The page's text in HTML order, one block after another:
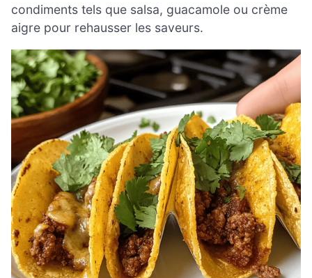
condiments tels que salsa, guacamole ou crème
aigre pour rehausser les saveurs.